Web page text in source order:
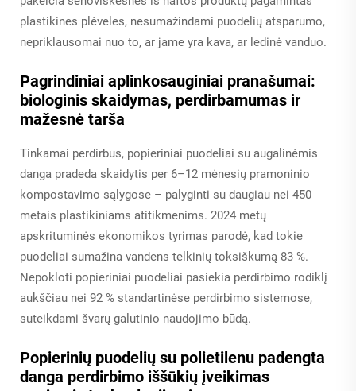
plastikines plėveles, nesumažindami puodelių atsparumo,
nepriklausomai nuo to, ar jame yra kava, ar ledinė vanduo.
Pagrindiniai aplinkosauginiai pranašumai:
biologinis skaidymas, perdirbamumas ir
mažesnė tarša
Tinkamai perdirbus, popieriniai puodeliai su augalinėmis
danga pradeda skaidytis per 6–12 mėnesių pramoninio
kompostavimo sąlygose – palyginti su daugiau nei 450
metais plastikiniams atitikmenims. 2024 metų
apskrituminės ekonomikos tyrimas parodė, kad tokie
puodeliai sumažina vandens telkinių toksiškumą 83 %.
Nepokloti popieriniai puodeliai pasiekia perdirbimo rodiklį
aukščiau nei 92 % standartinėse perdirbimo sistemose,
suteikdami švarų galutinio naudojimo būdą.
Popierinių puodelių su polietilenu padengta
danga perdirbimo iššūkių įveikimas